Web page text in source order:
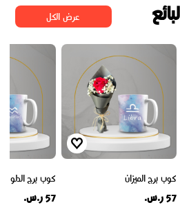
عرض الكل
كوب برج الميزان
57 ر.س.
كوب برج الدلو
57 ر.س.